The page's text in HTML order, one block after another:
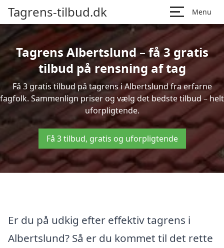
Tagrens-tilbud.dk Menu
Tagrens Albertslund – få 3 gratis
tilbud på rensning af tag
Få 3 gratis tilbud på tagrens i Albertslund fra erfarne
fagfolk. Sammenlign priser og vælg det bedste tilbud – helt
uforpligtende.
Få 3 tilbud, gratis og uforpligtende
Er du på udkig efter effektiv tagrens i
Albertslund? Så er du kommet til det rette